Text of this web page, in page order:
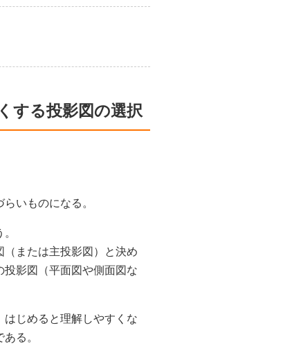
する投影図の選択
いものになる。
または主投影図）と決め
影図（平面図や側面図な
じめると理解しやすくな
る。